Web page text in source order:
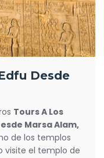
Desde
Tours A Los
Marsa Alam,
de los templos
visite el templo de